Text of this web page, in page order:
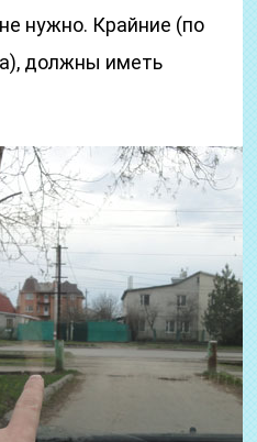
нужно. Крайние (по
должны иметь